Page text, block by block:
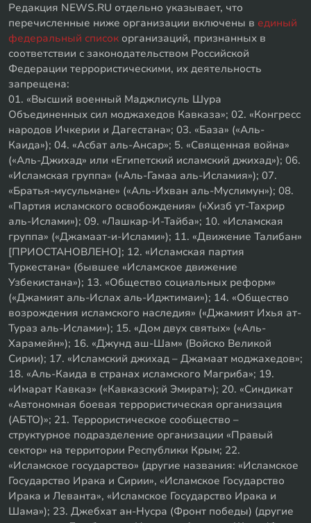
Редакция NEWS.RU отдельно указывает, что
перечисленные ниже организации включены в единый
федеральный список организаций, признанных в
соответствии с законодательством Российской
Федерации террористическими, их деятельность
запрещена:
01. «Высший военный Маджлисуль Шура
Объединенных сил моджахедов Кавказа»; 02. «Конгресс
народов Ичкерии и Дагестана»; 03. «База» («Аль-
Каида»); 04. «Асбат аль-Ансар»; 5. «Священная война»
(«Аль-Джихад» или «Египетский исламский джихад»); 06.
«Исламская группа» («Аль-Гамаа аль-Исламия»); 07.
«Братья-мусульмане» («Аль-Ихван аль-Муслимун»); 08.
«Партия исламского освобождения» («Хизб ут-Тахрир
аль-Ислами»); 09. «Лашкар-И-Тайба»; 10. «Исламская
группа» («Джамаат-и-Ислами»); 11. «Движение Талибан»
[ПРИОСТАНОВЛЕНО]; 12. «Исламская партия
Туркестана» (бывшее «Исламское движение
Узбекистана»); 13. «Общество социальных реформ»
(«Джамият аль-Ислах аль-Иджтимаи»); 14. «Общество
возрождения исламского наследия» («Джамият Ихья ат-
Тураз аль-Ислами»); 15. «Дом двух святых» («Аль-
Харамейн»); 16. «Джунд аш-Шам» (Войско Великой
Сирии); 17. «Исламский джихад – Джамаат моджахедов»;
18. «Аль-Каида в странах исламского Магриба»; 19.
«Имарат Кавказ» («Кавказский Эмират»); 20. «Синдикат
«Автономная боевая террористическая организация
(АБТО)»; 21. Террористическое сообщество –
структурное подразделение организации «Правый
сектор» на территории Республики Крым; 22.
«Исламское государство» (другие названия: «Исламское
Государство Ирака и Сирии», «Исламское Государство
Ирака и Леванта», «Исламское Государство Ирака и
Шама»); 23. Джебхат ан-Нусра (Фронт победы) (другие